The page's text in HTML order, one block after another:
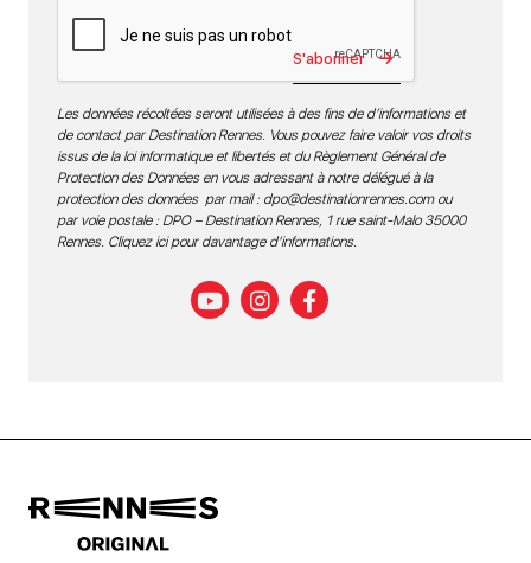
S'abonner
Les données récoltées seront utilisées à des fins de d’informations et
de contact par Destination Rennes. Vous pouvez faire valoir vos droits
issus de la loi informatique et libertés et du Règlement Général de
Protection des Données en vous adressant à notre délégué à la
protection des données par mail : dpo@destinationrennes.comou
par voie postale : DPO – Destination Rennes, 1 rue saint-Malo 35000
Rennes. Cliquez ici pour davantage d’informations.